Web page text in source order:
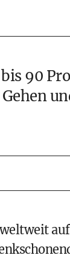
90